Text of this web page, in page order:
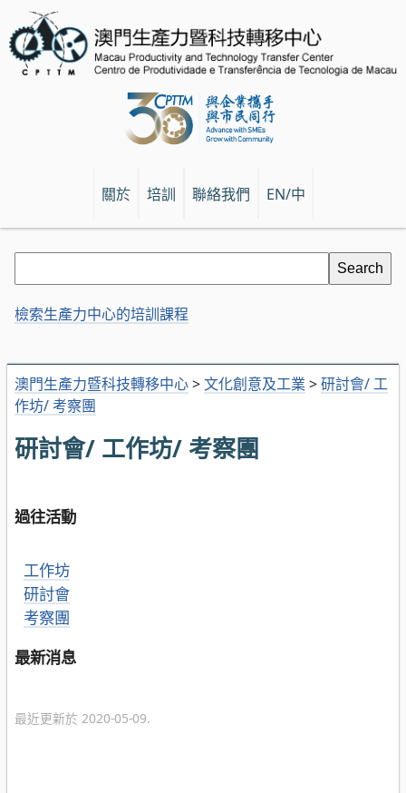
關於 培訓 聯絡我們 EN/中
澳門生產力暨科技轉移中心>文化創意及工業 >研討會/ 工
作坊/ 考察團
研討會/ 工作坊/ 考察團
過往活動
工作坊
研討會
考察團
最新消息
最近更新於 2020-05-09.
檢索生產力中心的培訓課程